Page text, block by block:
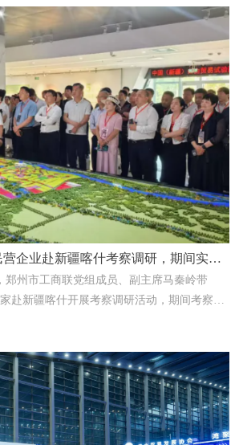
企业赴新疆喀什考察调研，期间实地
心! | TRU Logistics
郑州市工商联党组成员、副主席马秦岭带
赴新疆喀什开展考察调研活动，期间考察团
由贸易试验区喀什片区商务中心、以及由